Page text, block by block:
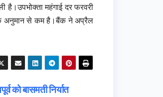
है।उपभोक्ता महंगाई दर फरवरी
के अनुमान से कम है।बैंक ने अप्रैल
को बासमती निर्यात